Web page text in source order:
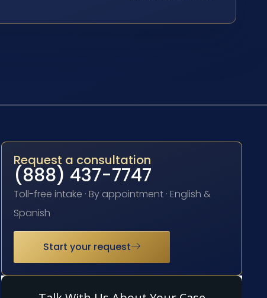
Request a consultation
(888) 437-7747
Toll-free intake · By appointment · English &
Spanish
Start your request